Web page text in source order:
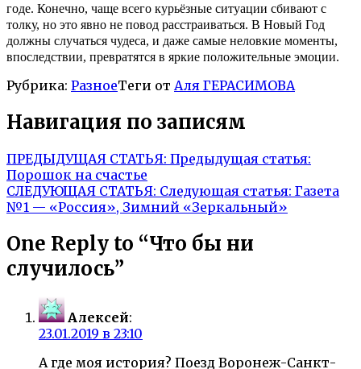
годе. Конечно, чаще всего курьёзные ситуации сбивают с
толку, но это явно не повод расстраиваться. В Новый Год
должны случаться чудеса, и даже самые неловкие моменты,
впоследствии, превратятся в яркие положительные эмоции.
Рубрика: РазноеТеги от Аля ГЕРАСИМОВА
Навигация по записям
ПРЕДЫДУЩАЯ СТАТЬЯ: Предыдущая статья:
Порошок на счастье
СЛЕДУЮЩАЯ СТАТЬЯ: Следующая статья: Газета
№1 — «Россия», Зимний «Зеркальный»
One Reply to “Что бы ни
случилось”
Алексей:
23.01.2019 в 23:10
А где моя история? Поезд Воронеж-Санкт-